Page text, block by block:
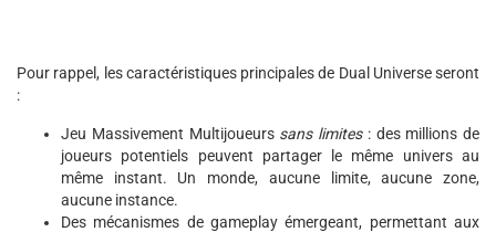
Pour rappel, les caractéristiques principales de Dual Universe seront
:
Jeu Massivement Multijoueurs sans limites : des millions de
joueurs potentiels peuvent partager le même univers au
même instant. Un monde, aucune limite, aucune zone,
aucune instance.
Des mécanismes de gameplay émergeant, permettant aux